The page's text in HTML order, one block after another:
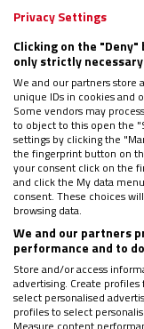
El Papa, a los
los brazos ante
08/09/2019|JOSÉ
Más de 8.000
está aquí’ para
Amistad, la
Opeka al
Consulta el
Madagascar y
LEER MÁS:
Papa a África
Privacy Settings
Clicking on the
only strictly
We and our partners store
unique IDs in cookies and
Some vendors may
to object to this open the
settings by clicking the
the fingerprint button on
your consent click on the
and click the My data
consent. These choices
browsing data.
We and our partners
performance and to
Store and/or access
advertising. Create
select personalised
profiles to select
Measure content